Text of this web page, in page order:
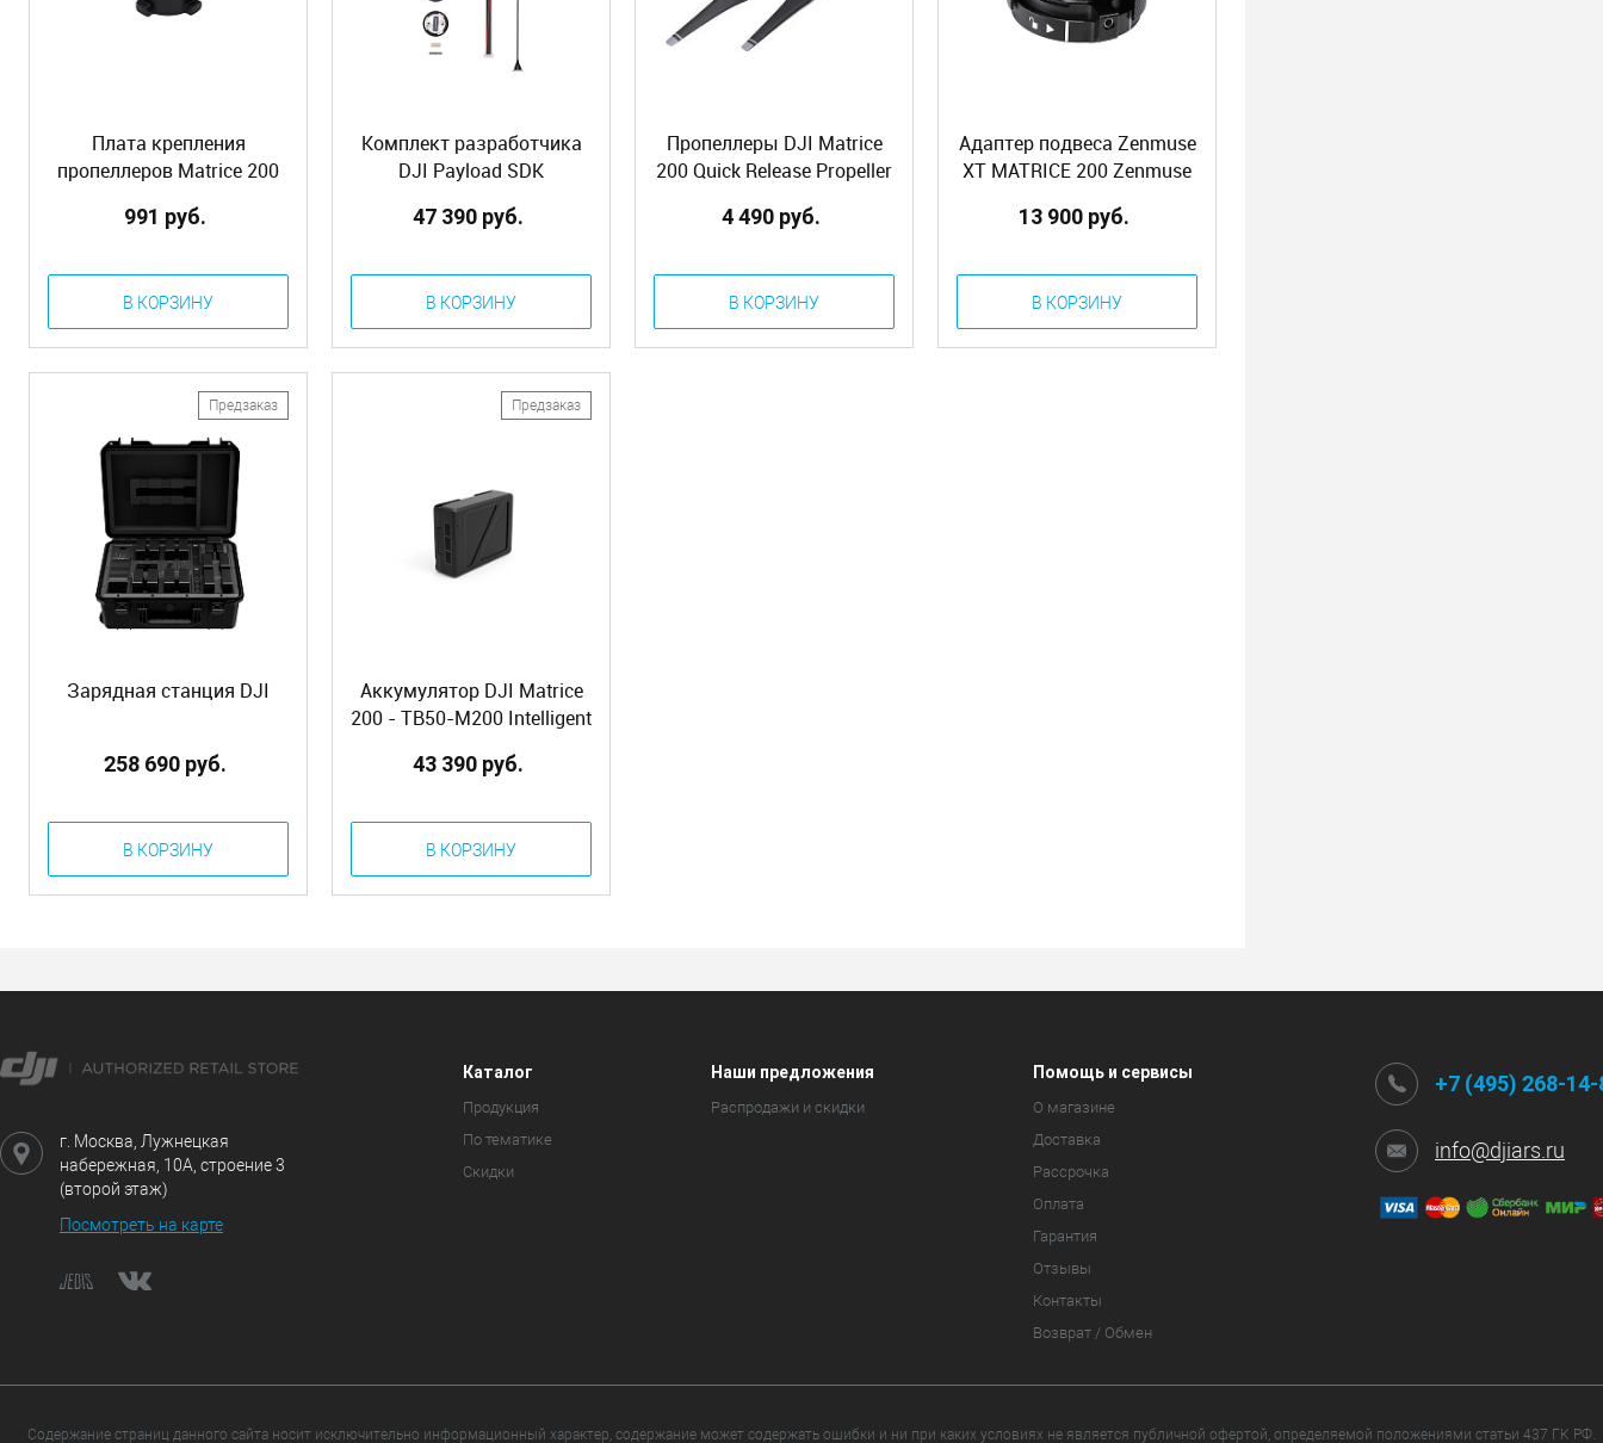
Плата крепления
пропеллеров Matrice 200
991 руб.
В КОРЗИНУ
Комплект разработчика
DJI Payload SDK
47 390 руб.
В КОРЗИНУ
Пропеллеры DJI Matrice
200 Quick Release Propeller
4 490 руб.
В КОРЗИНУ
Адаптер подвеса Zenmuse
XT MATRICE 200 Zenmuse
13 900 руб.
В КОРЗИНУ
Предзаказ
Зарядная станция DJI
258 690 руб.
В КОРЗИНУ
Предзаказ
Аккумулятор DJI Matrice
200 - TB50-M200 Intelligent
43 390 руб.
В КОРЗИНУ
г. Москва, Лужнецкая
набережная, 10А, строение 3
(второй этаж)
Посмотреть на карте
Каталог
Продукция
По тематике
Скидки
Наши предложения
Распродажи и скидки
Помощь и сервисы
О магазине
Доставка
Рассрочка
Оплата
Гарантия
Отзывы
Контакты
Возврат / Обмен
+7 (495) 268-14-
info@djiars.ru
Содержание страниц данного сайта носит исключительно информационный характер, содержание может содержать ошибки и ни при каких условиях не является публичной офертой, определяемой положениями статьи 437 ГК РФ.